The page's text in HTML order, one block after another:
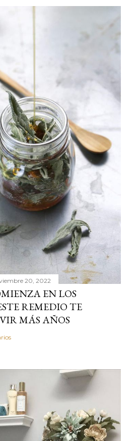
20, 2022
EN LOS
REMEDIO TE
MÁS AÑOS